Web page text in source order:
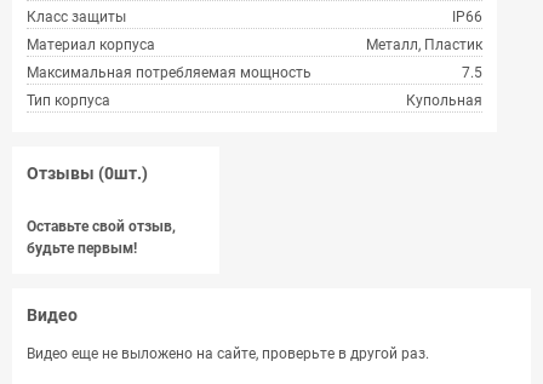
Класс защиты
IP66
Материал корпуса
Металл, Пластик
Максимальная потребляемая мощность
7.5
Тип корпуса
Купольная
Отзывы (0шт.)
Оставьте свой отзыв,
будьте первым!
Видео
Видео еще не выложено на сайте, проверьте в другой раз.